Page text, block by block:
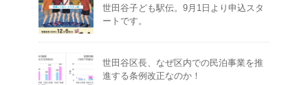
世田谷子ども駅伝。9月1日より申込スタ
ートです。
世田谷区長、なぜ区内での民泊事業を推
進する条例改正なのか！